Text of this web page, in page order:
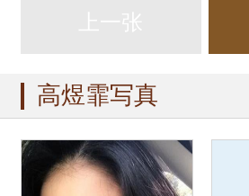
高煜霏写真